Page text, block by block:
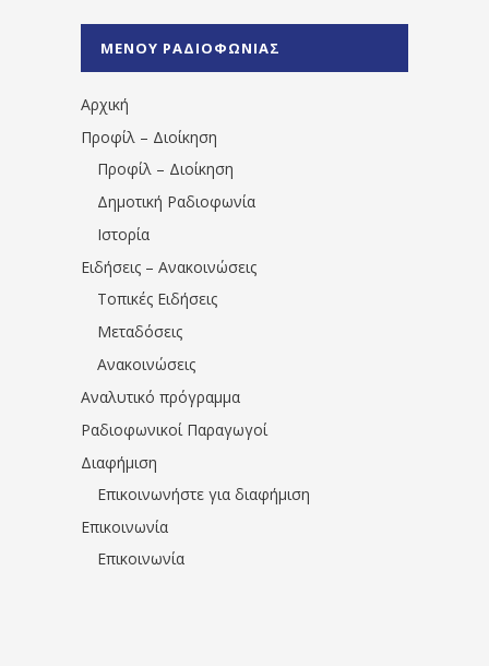
1531194763766854/" artist="" ]
ΜΕΝΟΥ ΡΑΔΙΟΦΩΝΙΑΣ
Αρχική
Προφίλ – Διοίκηση
Προφίλ – Διοίκηση
Δημοτική Ραδιοφωνία
Ιστορία
Ειδήσεις – Ανακοινώσεις
Τοπικές Ειδήσεις
Μεταδόσεις
Ανακοινώσεις
Αναλυτικό πρόγραμμα
Ραδιοφωνικοί Παραγωγοί
Διαφήμιση
Επικοινωνήστε για διαφήμιση
Επικοινωνία
Επικοινωνία